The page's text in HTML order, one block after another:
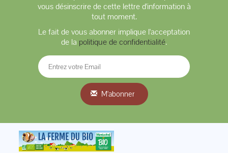
vous désinscrire de cette lettre d'information à
tout moment.
Le fait de vous abonner implique l'acceptation
de la politique de confidentialité.
M'abonner